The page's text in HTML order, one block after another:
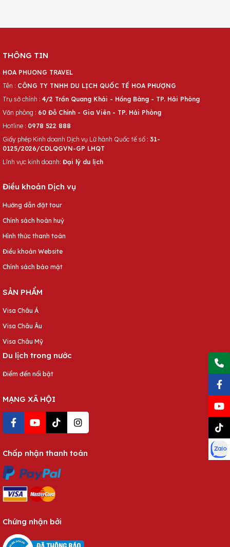
THÔNG TIN
HOA PHUONG TRAVEL
Tên : CÔNG TY TNHH DU LỊCH QUỐC TẾ HOA PHƯỢNG
Trụ sở chính : 4/2 Trần Quang Khải - Hồng Bàng - TP. Hải Phòng
Văn phòng : 60 Đỗ Chính - Gia Viên - TP. Hải Phòng
Hotline : 0978 522 888
Giấy phép Kinh doanh Dịch vụ Lữ hành Quốc tế số : 31-
0125/2026/CDLQGVN-GP LHQT
Lĩnh vực kinh doanh: Đại lý du lịch
Điều khoản Dịch vụ
Hướng dẫn đặt tour
Chính sách hoàn huỷ
Hình thức thanh toán
Điều khoản Website
Chính sách bảo mật
SẢN PHẨM
Visa Châu Á
Visa Châu Âu
Visa Châu Mỹ
Du lịch trong nước
Điểm đến nổi bật
MẠNG XÃ HỘI
Chấp nhận thanh toán
Chứng nhận bởi